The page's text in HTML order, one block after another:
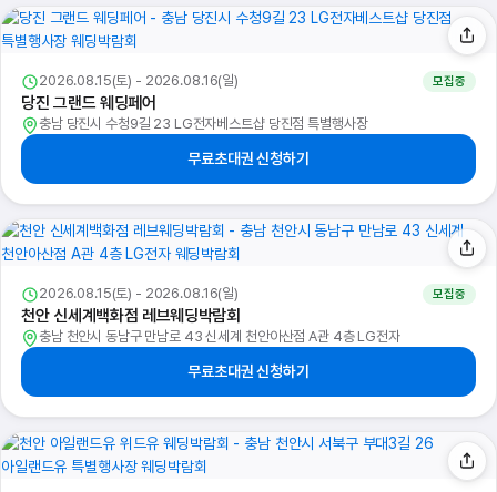
2026.08.15(토) - 2026.08.16(일) 모집중
당진 그랜드 웨딩페어
충남 당진시 수청9길 23 LG전자베스트샵 당진점 특별행사장
무료초대권 신청하기
2026.08.15(토) - 2026.08.16(일) 모집중
천안 신세계백화점 레브웨딩박람회
충남 천안시 동남구 만남로 43 신세계 천안아산점 A관 4층 LG전자
무료초대권 신청하기